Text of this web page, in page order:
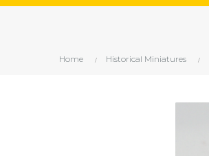
Home Historical Miniatures